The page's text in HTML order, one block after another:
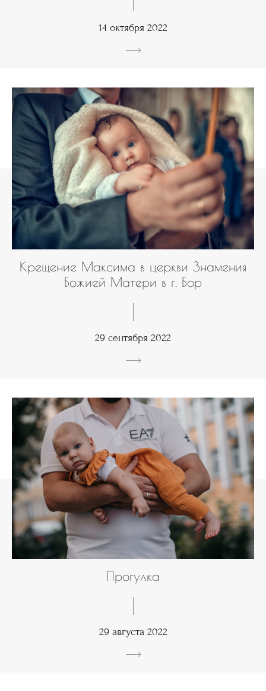
14 октября 2022
Крещение Максима в церкви Знамения
Божией Матери в г. Бор
29 сентября 2022
Прогулка
29 августа 2022